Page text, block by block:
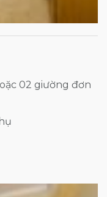
02 giường đơn